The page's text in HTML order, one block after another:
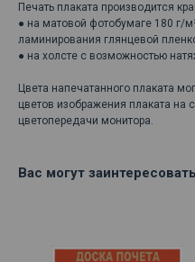
Печать плаката производится
● на матовой фотобумаге 180 г/
ламинирования глянцевой
● на холсте с возможностью
Цвета напечатанного плаката
цветов изображения плаката на
цветопередачи монитора.
Вас могут